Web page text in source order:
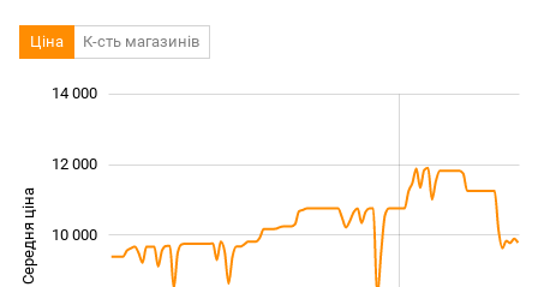
Ціна К-сть магазинів
Середня ціна 10 000
10 000
12 000
14 000